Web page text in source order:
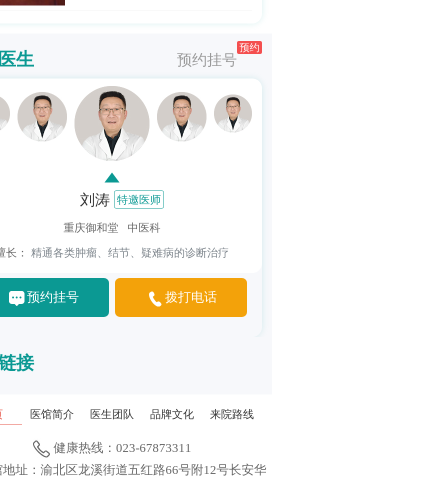
生 预约挂号
预约
刘涛 特邀医师
重庆御和堂 中医科
长： 精通各类肿瘤、结节、疑难病的诊断治疗
预约挂号 拨打电话
接
医馆简介 医生团队 品牌文化 来院路线
健康热线：023-67873311
地址：渝北区龙溪街道五红路66号附12号长安华